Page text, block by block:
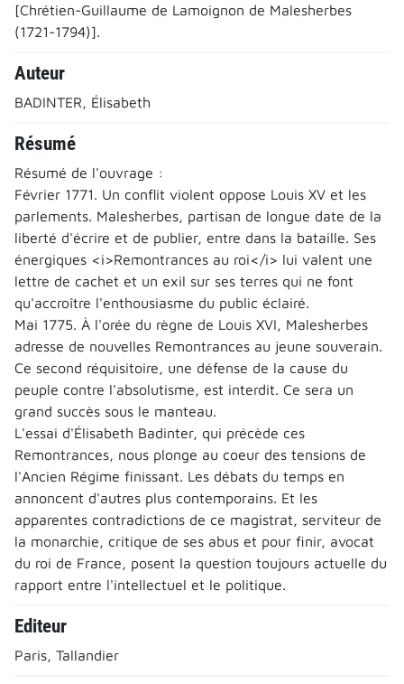
[Chrétien-Guillaume de Lamoignon de Malesherbes
(1721-1794)].
Auteur
BADINTER, Élisabeth
Résumé
Résumé de l'ouvrage :
Février 1771. Un conflit violent oppose Louis XV et les
parlements. Malesherbes, partisan de longue date de la
liberté d'écrire et de publier, entre dans la bataille. Ses
énergiques <i>Remontrances au roi</i> lui valent une
lettre de cachet et un exil sur ses terres qui ne font
qu'accroître l'enthousiasme du public éclairé.
Mai 1775. À l'orée du règne de Louis XVI, Malesherbes
adresse de nouvelles Remontrances au jeune souverain.
Ce second réquisitoire, une défense de la cause du
peuple contre l'absolutisme, est interdit. Ce sera un
grand succès sous le manteau.
L'essai d'Élisabeth Badinter, qui précède ces
Remontrances, nous plonge au coeur des tensions de
l'Ancien Régime finissant. Les débats du temps en
annoncent d'autres plus contemporains. Et les
apparentes contradictions de ce magistrat, serviteur de
la monarchie, critique de ses abus et pour finir, avocat
du roi de France, posent la question toujours actuelle du
rapport entre l'intellectuel et le politique.
Editeur
Paris, Tallandier